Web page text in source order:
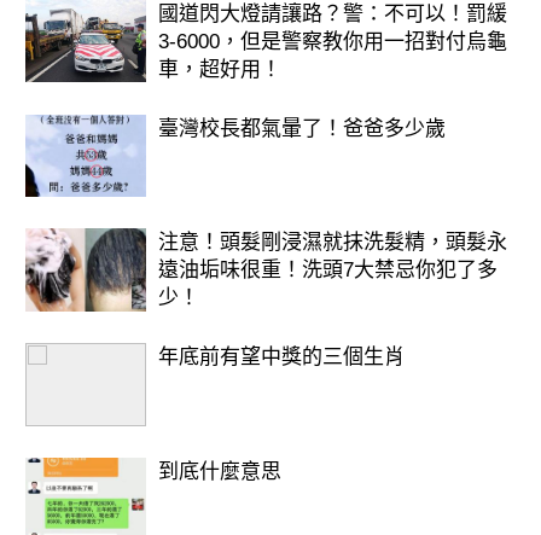
國道閃大燈請讓路？警：不可以！罰緩
3-6000，但是警察教你用一招對付烏龜
車，超好用！
臺灣校長都氣暈了！爸爸多少歲
注意！頭髮剛浸濕就抹洗髮精，頭髮永
遠油垢味很重！洗頭7大禁忌你犯了多
少！
年底前有望中獎的三個生肖
到底什麼意思